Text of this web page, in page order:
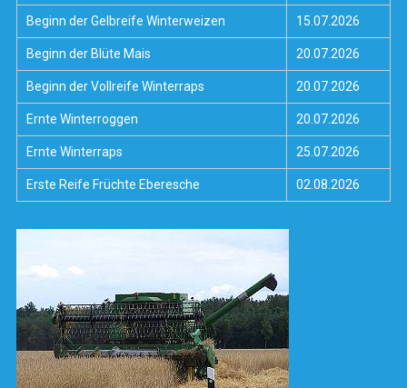
Beginn der Gelbreife Winterweizen 15.07.2026
Beginn der Blüte Mais 20.07.2026
Beginn der Vollreife Winterraps 20.07.2026
Ernte Winterroggen 20.07.2026
Ernte Winterraps 25.07.2026
Erste Reife Früchte Eberesche 02.08.2026